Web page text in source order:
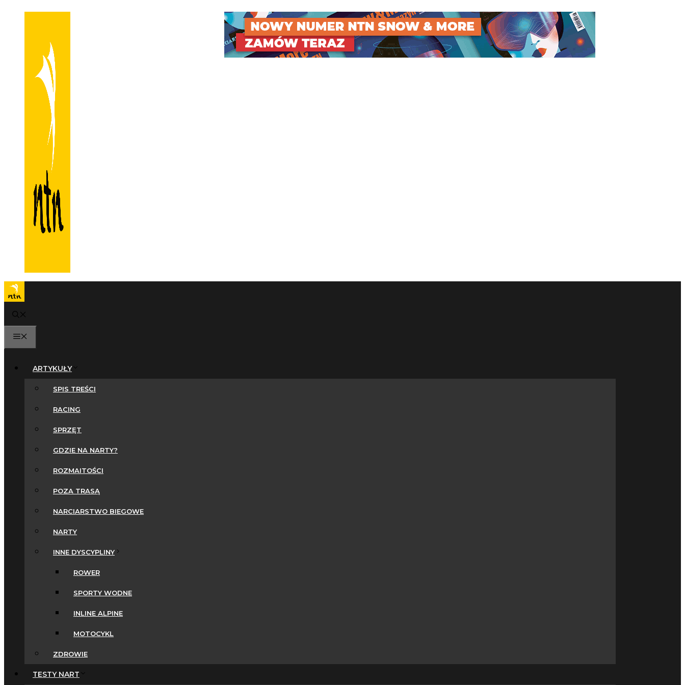
Przejdź
ARTYKUŁY
SPIS TREŚCI
RACING
SPRZĘT
GDZIE NA NARTY?
ROZMAITOŚCI
POZA TRASĄ
NARCIARSTWO BIEGOWE
NARTY
INNE DYSCYPLINY
ROWER
SPORTY WODNE
INLINE ALPINE
MOTOCYKL
ZDROWIE
TESTY NART